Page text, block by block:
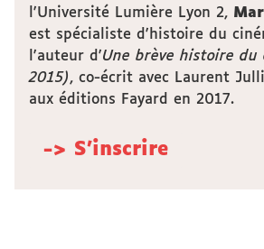
l'Université Lumière Lyon 2,
est spécialiste d'histoire du
l'auteur d'Une brève histoire du
2015), co-écrit avec Laurent
aux éditions Fayard en 2017.
-> S'inscrire